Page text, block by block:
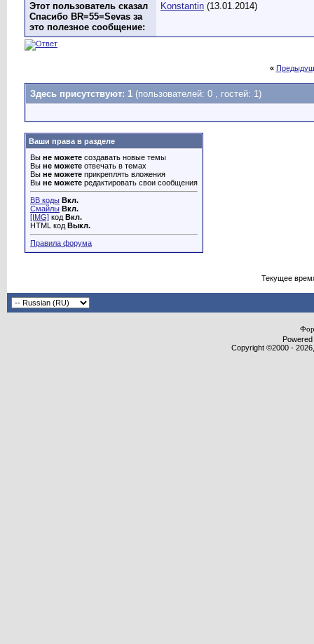
Этот пользователь сказал
Спасибо BR=55=Sevas за
это полезное сообщение:
Konstantin (13.01.2014)
«
Здесь присутствуют: 1 (пользователей: 0 , гостей: 1)
Ваши права в разделе
Вы не можете создавать новые темы
Вы не можете отвечать в темах
Вы не можете прикреплять вложения
Вы не можете редактировать свои сообщения
BB коды Вкл.
Смайлы Вкл.
[IMG] код Вкл.
HTML код Выкл.
Правила форума
Текущее
Copyright ©2000 -